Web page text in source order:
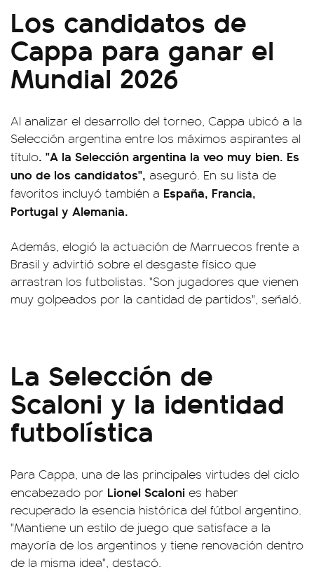
Los candidatos de
Cappa para ganar el
Mundial 2026
Al analizar el desarrollo del torneo, Cappa ubicó a la
Selección argentina entre los máximos aspirantes al
título. "A la Selección argentina la veo muy bien. Es
uno de los candidatos", aseguró. En su lista de
favoritos incluyó también a España, Francia,
Portugal y Alemania.
Además, elogió la actuación de Marruecos frente a
Brasil y advirtió sobre el desgaste físico que
arrastran los futbolistas. "Son jugadores que vienen
muy golpeados por la cantidad de partidos", señaló.
La Selección de
Scaloni y la identidad
futbolística
Para Cappa, una de las principales virtudes del ciclo
encabezado por Lionel Scaloni es haber
recuperado la esencia histórica del fútbol argentino.
"Mantiene un estilo de juego que satisface a la
mayoría de los argentinos y tiene renovación dentro
de la misma idea", destacó.